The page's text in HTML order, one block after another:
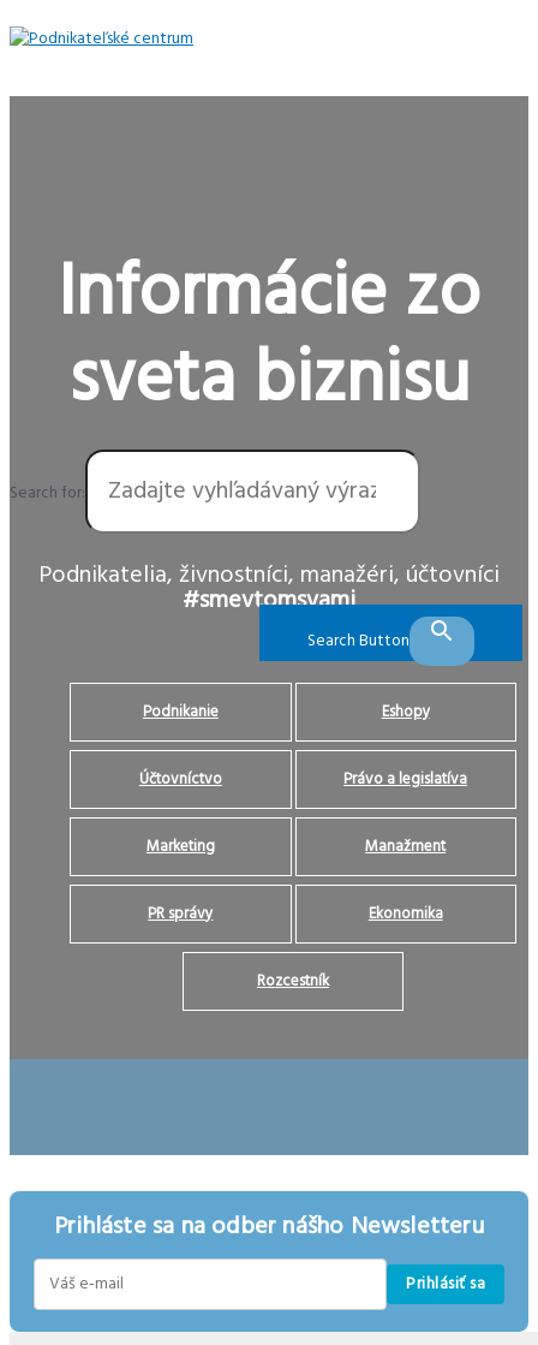
Preskočiť
na
Menu
Informácie zo
sveta biznisu
Search for:
Search Button
Podnikatelia, živnostníci, manažéri, účtovníci
#smevtomsvami
Podnikanie Eshopy
Účtovníctvo Právo a legislatíva
Marketing Manažment
PR správy Ekonomika
Rozcestník
Prihláste sa na odber nášho Newsletteru
Prihlásiť sa